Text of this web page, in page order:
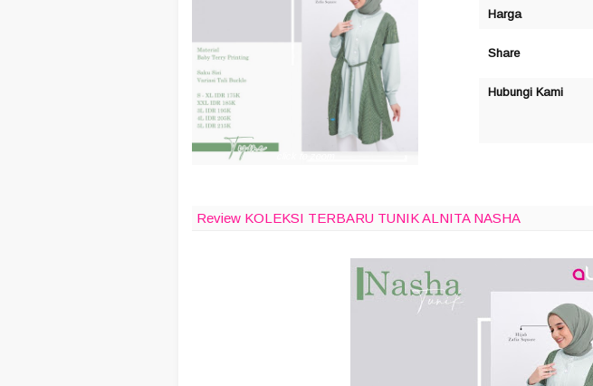
click to zoom
Harga
Share
Hubungi Kami
Review KOLEKSI TERBARU TUNIK ALNITA NASHA